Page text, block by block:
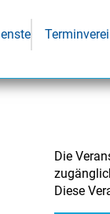
Die
Diese